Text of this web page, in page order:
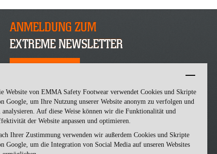
Website von EMMA Safety Footwear verwendet Cookies und Skripte
Google, um Ihre Nutzung unserer Website anonym zu verfolgen und
analysieren. Auf diese Weise können wir die Funktionalität und
der Website anpassen und optimieren.
Ihrer Zustimmung verwenden wir außerdem Cookies und Skripte
Google, um die Integration von Social Media auf unseren Websites
ANMELDUNG ZUM
EXTREME NEWSLETTER